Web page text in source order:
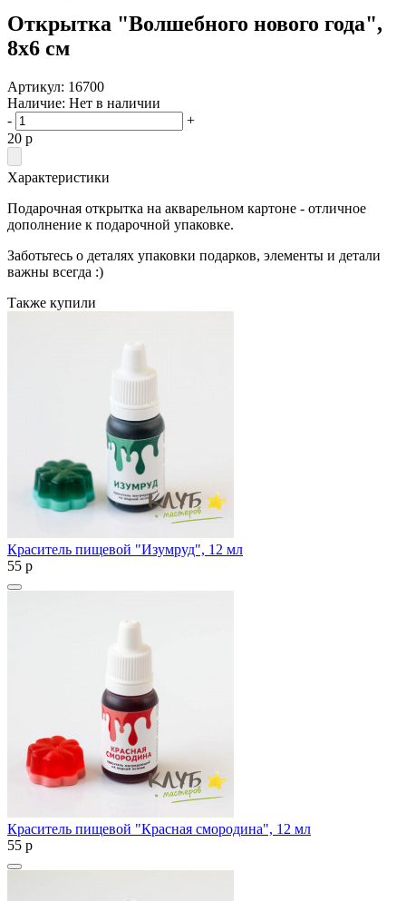
Открытка "Волшебного нового года",
8х6 см
Артикул: 16700
Наличие: Нет в наличии
-
+
20 p
Характеристики
Подарочная открытка на акварельном картоне - отличное
дополнение к подарочной упаковке.
Заботьтесь о деталях упаковки подарков, элементы и детали
важны всегда :)
Также купили
Краситель пищевой "Изумруд", 12 мл
55 p
Краситель пищевой "Красная смородина", 12 мл
55 p